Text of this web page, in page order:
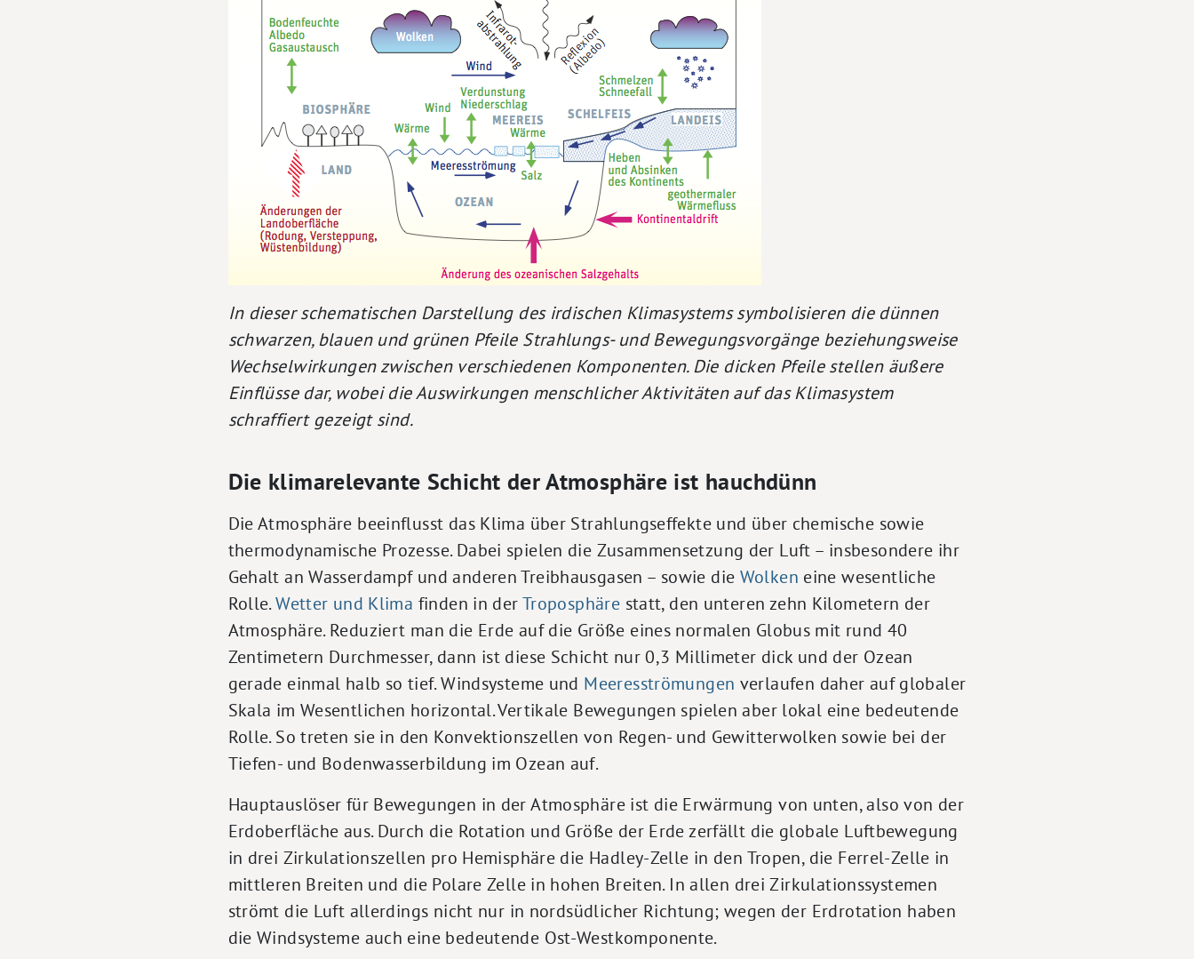
In dieser schematischen Darstellung des irdischen Klimasystems symbolisieren die dünnen
schwarzen, blauen und grünen Pfeile Strahlungs- und Bewegungsvorgänge beziehungsweise
Wechselwirkungen zwischen verschiedenen Komponenten. Die dicken Pfeile stellen äußere
Einflüsse dar, wobei die Auswirkungen menschlicher Aktivitäten auf das Klimasystem
schraffiert gezeigt sind.
Die klimarelevante Schicht der Atmosphäre ist hauchdünn
Die Atmosphäre beeinflusst das Klima über Strahlungseffekte und über chemische sowie
thermodynamische Prozesse. Dabei spielen die Zusammensetzung der Luft – insbesondere ihr
Gehalt an Wasserdampf und anderen Treibhausgasen – sowie die Wolken eine wesentliche
Rolle.Wetter und Klima finden in der Troposphäre statt, den unteren zehn Kilometern der
Atmosphäre. Reduziert man die Erde auf die Größe eines normalen Globus mit rund 40
Zentimetern Durchmesser, dann ist diese Schicht nur 0,3 Millimeter dick und der Ozean
gerade einmal halb so tief. Windsysteme und Meeresströmungen verlaufen daher auf globaler
Skala im Wesentlichen horizontal. Vertikale Bewegungen spielen aber lokal eine bedeutende
Rolle. So treten sie in den Konvektionszellen von Regen- und Gewitterwolken sowie bei der
Tiefen- und Bodenwasserbildung im Ozean auf.
Hauptauslöser für Bewegungen in der Atmosphäre ist die Erwärmung von unten, also von der
Erdoberfläche aus. Durch die Rotation und Größe der Erde zerfällt die globale Luftbewegung
in drei Zirkulationszellen pro Hemisphäre die Hadley-Zelle in den Tropen, die Ferrel-Zelle in
mittleren Breiten und die Polare Zelle in hohen Breiten. In allen drei Zirkulationssystemen
strömt die Luft allerdings nicht nur in nordsüdlicher Richtung; wegen der Erdrotation haben
die Windsysteme auch eine bedeutende Ost-Westkomponente.